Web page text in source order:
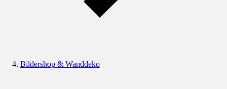
Bildershop & Wanddeko